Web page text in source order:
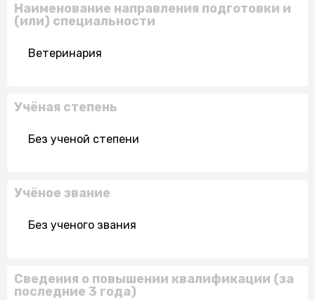
Наименование направления подготовки и
(или) специальности
Ветеринария
Учёная степень
Без ученой степени
Учёное звание
Без ученого звания
Сведения о повышении квалификации (за
последние 3 года)